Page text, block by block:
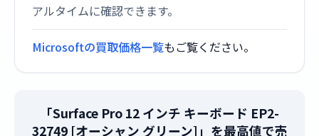
アルタイムに確認できます。
Microsoftの買取価格一覧もご覧ください。
「Surface Pro 12 インチ キーボード EP2-
32749 [オーシャン グリーン]」を最高値で売